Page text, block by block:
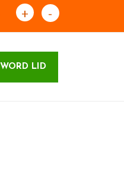
+ -
WORD LID